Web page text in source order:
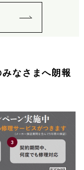
なさまへ朗報